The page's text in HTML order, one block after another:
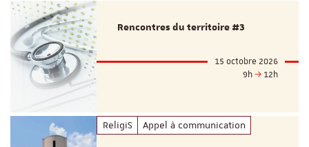
Rencontres du territoire #3
15 octobre 2026
9h
12h
ReligiS Appel à communication